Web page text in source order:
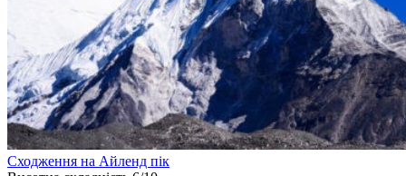
Сходження на Айленд пік